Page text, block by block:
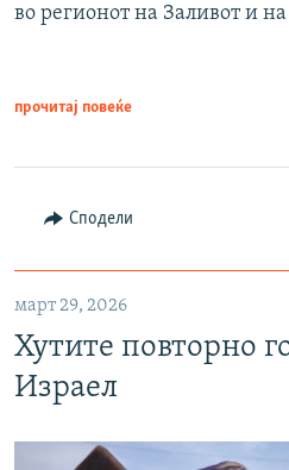
во регионот на Заливот и
прочитај повеќе
Сподели
март 29, 2026
Хутите повторно
Израел